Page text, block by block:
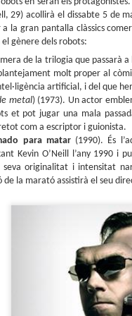
29) acollirà el dissabte 5 de
la gran pantalla clàssics
gènere dels robots:
de la trilogia que passarà
molt proper al
artificial, i del que
metal) (1973). Un actor
et pot jugar una mala
com a escriptor i guionista.
para matar(1990). És
Kevin O’Neill l’any 1990 i
originalitat i intensitat
de la marató assistirà el seu
OCT
Presentació de Los
orígenes de la revista
Spirou a la llibreria El
Soterrani
Si voleu descobrir els secrets de la
revista Spirou, teniu una oportunitat
ideal el proper 23 d'octubre, a les
de la tarda, a la llibreria El
carrer August 50 de Tarragona.
Amb l'Eduard Baile, professor de la
Universitat d'Alacant i, sobretot,
(i malalt dels còmics) conversaré
sobre els continguts del llibre. Segur
que passarem una bona estona.
Parlem de còmics:
revista Spirou
Parlem de còmics és l'espai
que s'emet cada divendres, de
club de lectura de còmic de la
Club de lectura de
Arriba la caloreta i és un bon